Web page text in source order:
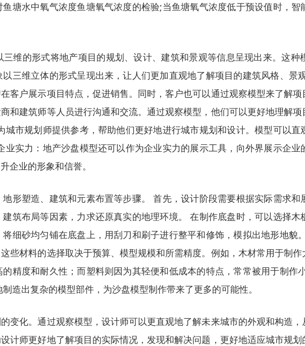
塘水中氧气浓度鱼塘氧气浓度的检验;当鱼塘氧气浓度低于预设值时，
维的形式将地产项目的规划、设计、建筑和景观等信息呈现出来。这种
三维立体的形式呈现出来，让人们更加直观地了解项目的建筑风格、景
客户展示项目特点，促进销售。同时，客户也可以通过观察模型来了解项
和建筑师等人员进行沟通和交流。通过观察模型，他们可以更好地理解
市规划师提供参考，帮助他们更好地进行城市规划和设计。模型可以
实力：地产沙盘模型还可以作为企业实力的展示工具，向外界展示企
企业的形象和信誉。
形塑造、建筑和元素布置等步骤。 首先，设计阶段需要根据实际需求
筑布局等因素，力求还原真实的地理环境。 在制作底盘时，可以选择
细砂均匀铺在底盘上，用刮刀和刷子进行整平和修饰，模拟出地形地貌
些材料的选择取决于预算、模型规模和所需精度。例如，木材常用于制
精度和耐久性；而塑料则因为其轻便和低成本的特点，常常被用于制作
造出复杂的模型部件，为沙盘模型制作带来了更多的可能性。
变化。通过观察模型，设计师可以更直观地了解未来城市的外观和构造
计师更好地了解项目的实际情况，发现和解决问题，更好地适应城市规